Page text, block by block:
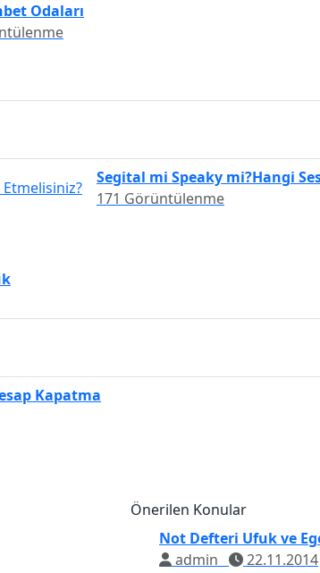
Odaları
Segital mi Speaky mi?Hangi
171 Görüntülenme
Kapatma
Önerilen Konular
Not Defteri Ufuk ve
admin
22.11.2014